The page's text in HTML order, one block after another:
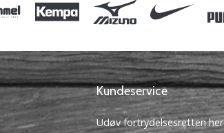
Kundeservice
Udøv fortrydelsesretten her